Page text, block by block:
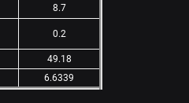
8.7
0.2
49.18
6.6339